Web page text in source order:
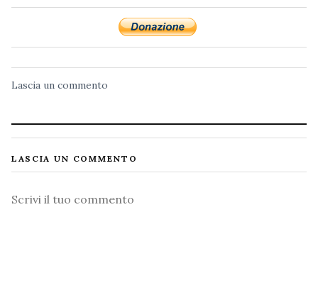
Lascia un commento
LASCIA UN COMMENTO
Commento